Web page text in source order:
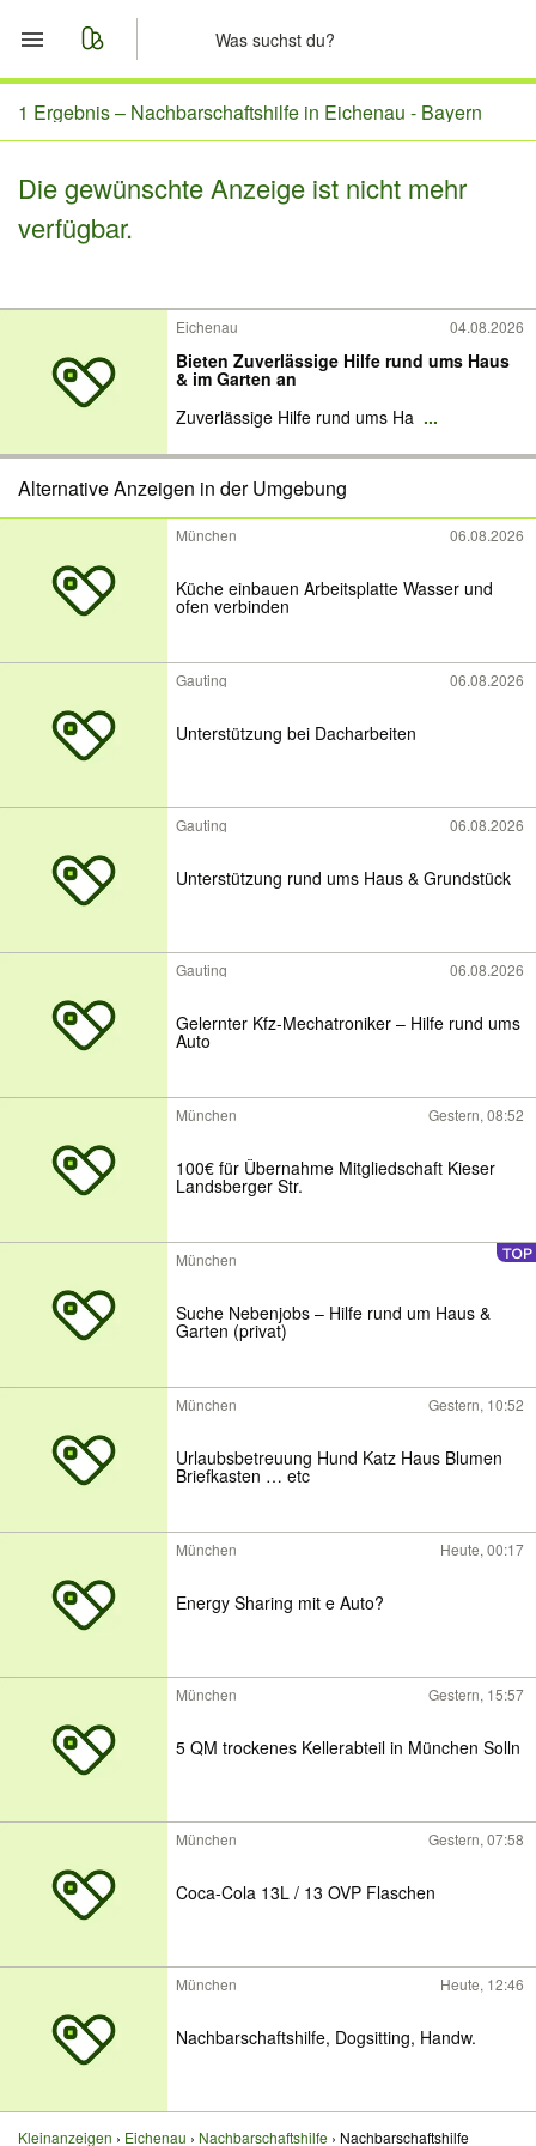
Start
Nachrichten
1 Ergebnis – Nachbarschaftshilfe in Eichenau - Bayern
Die gewünschte Anzeige ist nicht mehr
verfügbar.
Eichenau 04.08.2026
Bieten Zuverlässige Hilfe rund ums Haus
& im Garten an
Zuverlässige Hilfe rund ums Ha ...
Alternative Anzeigen in der Umgebung
München 06.08.2026
Küche einbauen Arbeitsplatte Wasser und
ofen verbinden
Gauting 06.08.2026
Unterstützung bei Dacharbeiten
Gauting 06.08.2026
Unterstützung rund ums Haus & Grundstück
Gauting 06.08.2026
Gelernter Kfz-Mechatroniker – Hilfe rund ums
Auto
München Gestern, 08:52
100€ für Übernahme Mitgliedschaft Kieser
Landsberger Str.
München
Suche Nebenjobs – Hilfe rund um Haus &
Garten (privat)
München Gestern, 10:52
Urlaubsbetreuung Hund Katz Haus Blumen
Briefkasten … etc
München Heute, 00:17
Energy Sharing mit e Auto?
München Gestern, 15:57
5 QM trockenes Kellerabteil in München Solln
München Gestern, 07:58
Coca-Cola 13L / 13 OVP Flaschen
München Heute, 12:46
Nachbarschaftshilfe, Dogsitting, Handw.
Kleinanzeigen Eichenau Nachbarschaftshilfe Nachbarschaftshilfe